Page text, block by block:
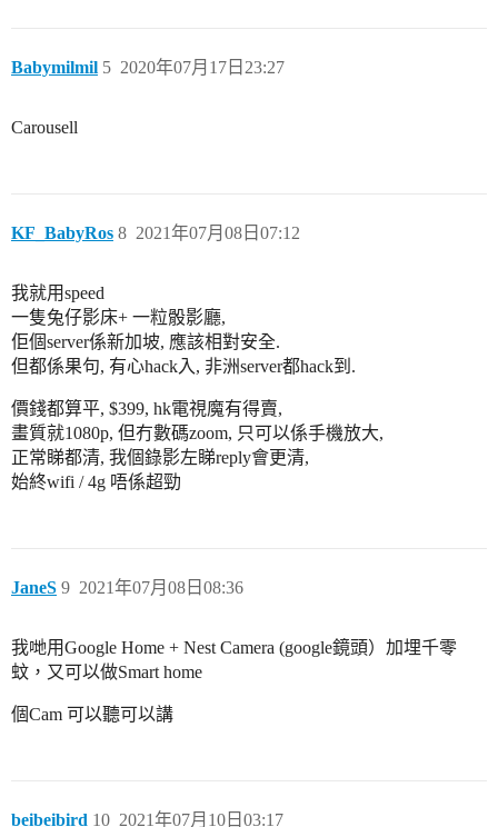
Babymilmil 2020年07月17日23:27
5
Carousell
KF_BabyRos 2021年07月08日07:12
8
我就用speed
一隻兔仔影床+ 一粒骰影廳,
佢個server係新加坡, 應該相對安全.
但都係果句, 有心hack入, 非洲server都hack到.
價錢都算平, $399, hk電視魔有得賣,
畫質就1080p, 但冇數碼zoom, 只可以係手機放大,
正常睇都清, 我個錄影左睇reply會更清,
始終wifi / 4g 唔係超勁
JaneS 2021年07月08日08:36
9
我哋用Google Home + Nest Camera (google鏡頭）加埋千零
蚊，又可以做Smart home
個Cam 可以聽可以講
beibeibird 2021年07月10日03:17
10